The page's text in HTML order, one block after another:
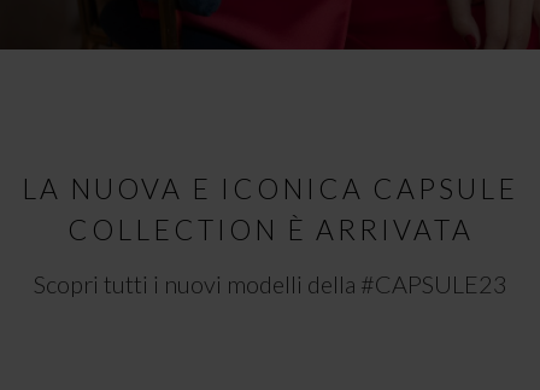
LA NUOVA E ICONICA CAPSULE
COLLECTION È ARRIVATA
Scopri tutti i nuovi modelli della #CAPSULE23